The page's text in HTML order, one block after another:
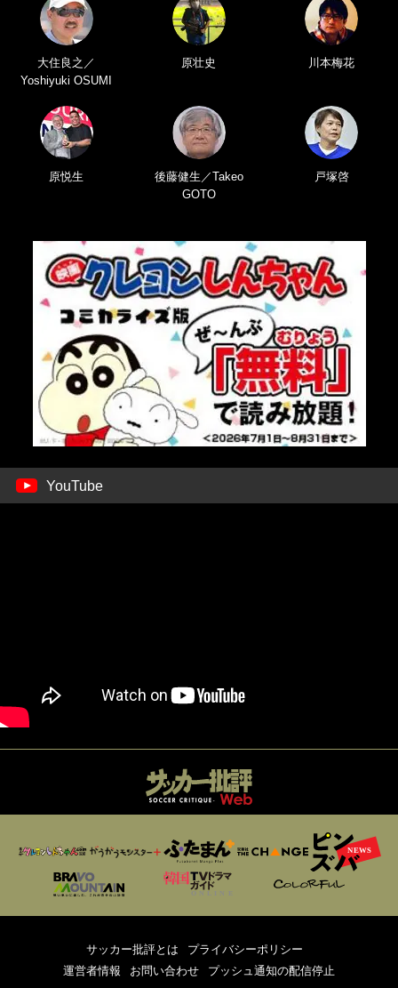
大住良之／
Yoshiyuki OSUMI
原壮史 川本梅花
原悦生
後藤健生／Takeo
GOTO
戸塚啓
YouTube
サッカー批評とは
プライバシーポリシー
運営者情報
お問い合わせ プッシュ通知の配信停止